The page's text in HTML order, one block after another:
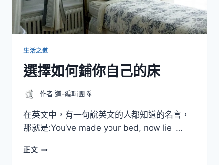
始
生活之道
選擇如何鋪你自己的床
作者 道-編輯團隊
在英文中，有一句說英文的人都知道的名言，
那就是:You’ve made your bed, now lie i…
正文選